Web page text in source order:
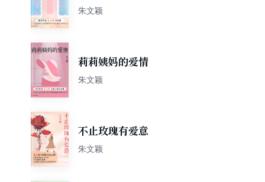
朱文颖
莉莉姨妈的爱情
朱文颖
不止玫瑰有爱意
朱文颖